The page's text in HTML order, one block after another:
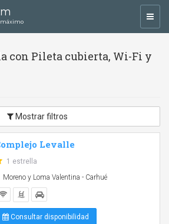
máximo
con Pileta cubierta, Wi-Fi y
Mostrar filtros
Levalle
1 estrella
Moreno y Loma Valentina - Carhué
Consultar disponibilidad